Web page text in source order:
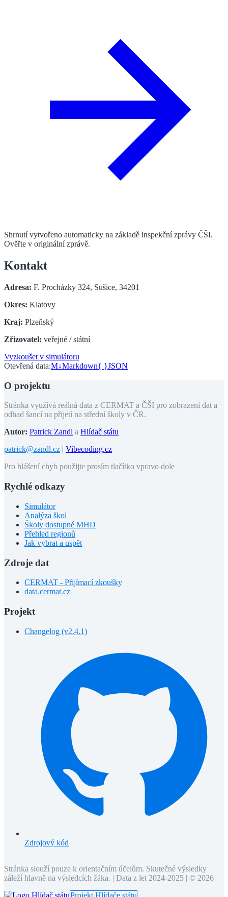
Shrnutí vytvořeno automaticky na základě inspekční zprávy ČŠI.
Ověřte v originální zprávě.
Kontakt
Adresa: F. Procházky 324, Sušice, 34201
Okres: Klatovy
Kraj: Plzeňský
Zřizovatel: veřejné / státní
Vyzkoušet v simulátoru
Otevřená data:M↓Markdown{ }JSON
O projektu
Stránka využívá reálná data z CERMAT a ČŠI pro zobrazení dat a
odhad šancí na přijetí na střední školy v ČR.
Autor: Patrick Zandl a Hlídač státu
patrick@zandl.cz | Vibecoding.cz
Pro hlášení chyb použijte prosím tlačítko vpravo dole
Rychlé odkazy
Simulátor
Analýza škol
Školy dostupné MHD
Přehled regionů
Jak vybrat a uspět
Zdroje dat
CERMAT - Přijímací zkoušky
data.cermat.cz
Projekt
Changelog (v2.4.1)
Zdrojový kód
Stránka slouží pouze k orientačním účelům. Skutečné výsledky
záleží hlavně na výsledcích žáka. | Data z let 2024-2025 | © 2026
Projekt Hlídače státu